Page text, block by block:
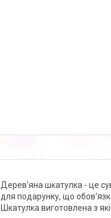
Дерев'яна шкатулка - це
для подарунку, що
Шкатулка виготовлена з